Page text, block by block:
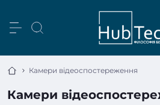
Камери відеоспостереження
Камери